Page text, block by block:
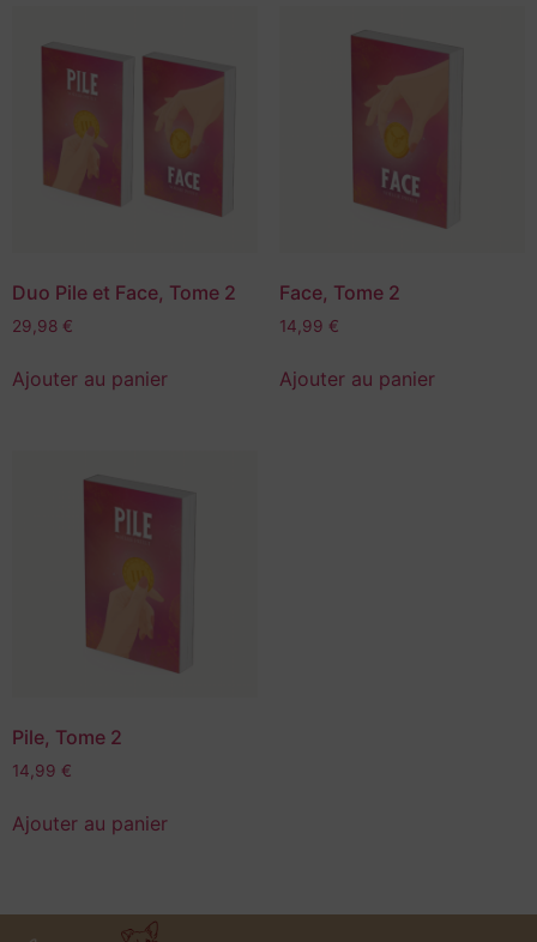
Duo Pile et Face, Tome 2
29,98 €
Ajouter au panier
Face, Tome 2
14,99 €
Ajouter au panier
Pile, Tome 2
14,99 €
Ajouter au panier